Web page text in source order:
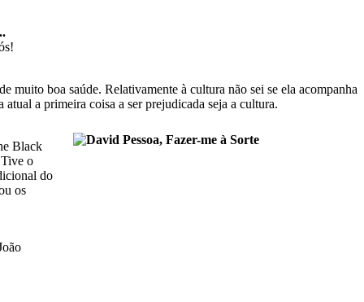
muito boa saúde. Relativamente à cultura não sei se ela acompanha
a primeira coisa a ser prejudicada seja a cultura.
Black
o
do
os